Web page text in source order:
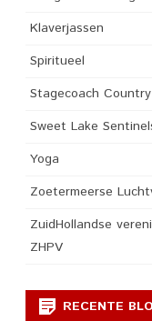
Klaverjassen
Spiritueel
Stagecoach
Sweet Lake
Yoga
Zoetermeerse
ZuidHollandse
ZHPV
RECENTE